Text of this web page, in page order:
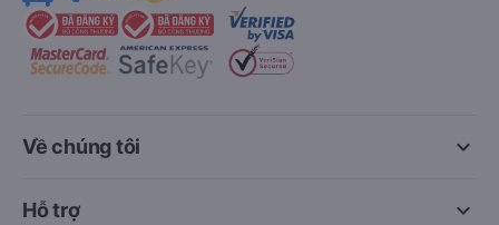
keyboard_arrow_down
Về chúng tôi
keyboard_arrow_down
Hỗ trợ